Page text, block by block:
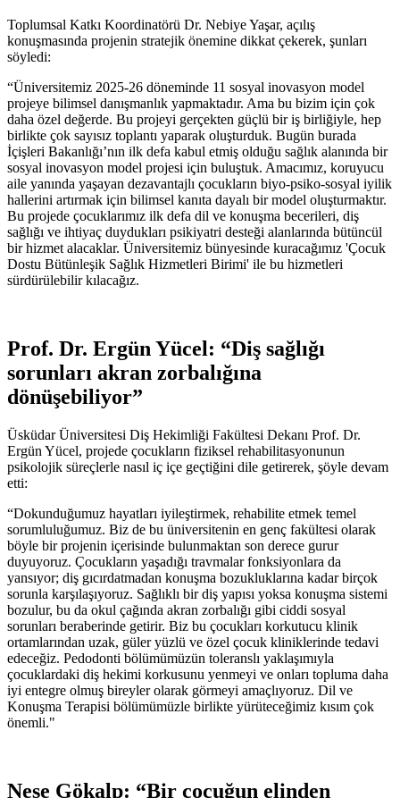
Toplumsal Katkı Koordinatörü Dr. Nebiye Yaşar, açılış
konuşmasında projenin stratejik önemine dikkat çekerek, şunları
söyledi:
“Üniversitemiz 2025-26 döneminde 11 sosyal inovasyon model
projeye bilimsel danışmanlık yapmaktadır. Ama bu bizim için çok
daha özel değerde. Bu projeyi gerçekten güçlü bir iş birliğiyle, hep
birlikte çok sayısız toplantı yaparak oluşturduk. Bugün burada
İçişleri Bakanlığı’nın ilk defa kabul etmiş olduğu sağlık alanında bir
sosyal inovasyon model projesi için buluştuk. Amacımız, koruyucu
aile yanında yaşayan dezavantajlı çocukların biyo-psiko-sosyal iyilik
hallerini artırmak için bilimsel kanıta dayalı bir model oluşturmaktır.
Bu projede çocuklarımız ilk defa dil ve konuşma becerileri, diş
sağlığı ve ihtiyaç duydukları psikiyatri desteği alanlarında bütüncül
bir hizmet alacaklar. Üniversitemiz bünyesinde kuracağımız 'Çocuk
Dostu Bütünleşik Sağlık Hizmetleri Birimi' ile bu hizmetleri
sürdürülebilir kılacağız.
Prof. Dr. Ergün Yücel: “Diş sağlığı
sorunları akran zorbalığına
dönüşebiliyor”
Üsküdar Üniversitesi Diş Hekimliği Fakültesi Dekanı Prof. Dr.
Ergün Yücel, projede çocukların fiziksel rehabilitasyonunun
psikolojik süreçlerle nasıl iç içe geçtiğini dile getirerek, şöyle devam
etti:
“Dokunduğumuz hayatları iyileştirmek, rehabilite etmek temel
sorumluluğumuz. Biz de bu üniversitenin en genç fakültesi olarak
böyle bir projenin içerisinde bulunmaktan son derece gurur
duyuyoruz. Çocukların yaşadığı travmalar fonksiyonlara da
yansıyor; diş gıcırdatmadan konuşma bozukluklarına kadar birçok
sorunla karşılaşıyoruz. Sağlıklı bir diş yapısı yoksa konuşma sistemi
bozulur, bu da okul çağında akran zorbalığı gibi ciddi sosyal
sorunları beraberinde getirir. Biz bu çocukları korkutucu klinik
ortamlarından uzak, güler yüzlü ve özel çocuk kliniklerinde tedavi
edeceğiz. Pedodonti bölümümüzün toleranslı yaklaşımıyla
çocuklardaki diş hekimi korkusunu yenmeyi ve onları topluma daha
iyi entegre olmuş bireyler olarak görmeyi amaçlıyoruz. Dil ve
Konuşma Terapisi bölümümüzle birlikte yürüteceğimiz kısım çok
önemli."
Neşe Gökalp: “Bir çocuğun elinden